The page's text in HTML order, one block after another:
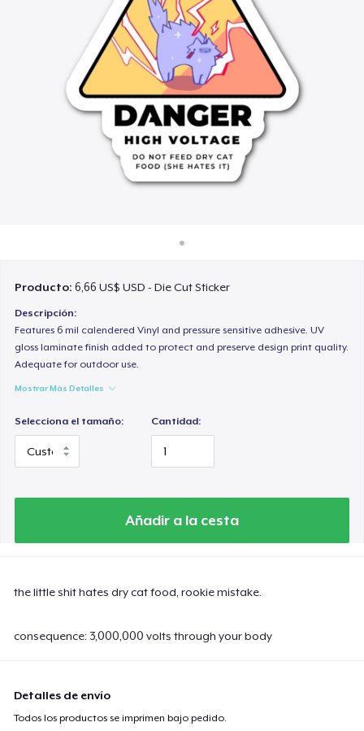
Venda en todas partes
Venda lo que sea
Producto:6,66 US$ USD - Die Cut Sticker
Descripción:
Features 6 mil calendered Vinyl and pressure sensitive adhesive. UV
gloss laminate finish added to protect and preserve design print quality.
Adequate for outdoor use.
Mostrar Más Detalles
Selecciona el tamaño: Cantidad:
Añadir a la cesta
the little shit hates dry cat food, rookie mistake.
consequence: 3,000,000 volts through your body
Detalles de envío
Todos los productos se imprimen bajo pedido.